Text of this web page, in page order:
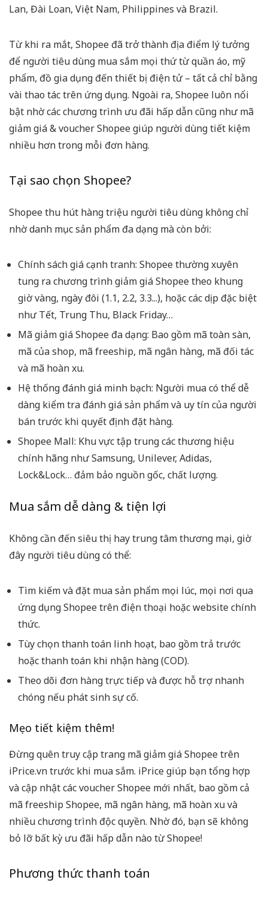
Lan, Đài Loan, Việt Nam, Philippines và Brazil.
Từ khi ra mắt, Shopee đã trở thành địa điểm lý tưởng
để người tiêu dùng mua sắm mọi thứ từ quần áo, mỹ
phẩm, đồ gia dụng đến thiết bị điện tử – tất cả chỉ bằng
vài thao tác trên ứng dụng. Ngoài ra, Shopee luôn nổi
bật nhờ các chương trình ưu đãi hấp dẫn cũng như mã
giảm giá & voucher Shopee giúp người dùng tiết kiệm
nhiều hơn trong mỗi đơn hàng.
Tại sao chọn Shopee?
Shopee thu hút hàng triệu người tiêu dùng không chỉ
nhờ danh mục sản phẩm đa dạng mà còn bởi:
Chính sách giá cạnh tranh: Shopee thường xuyên
tung ra chương trình giảm giá Shopee theo khung
giờ vàng, ngày đôi (1.1, 2.2, 3.3...), hoặc các dịp đặc biệt
như Tết, Trung Thu, Black Friday…
Mã giảm giá Shopee đa dạng: Bao gồm mã toàn sàn,
mã của shop, mã freeship, mã ngân hàng, mã đối tác
và mã hoàn xu.
Hệ thống đánh giá minh bạch: Người mua có thể dễ
dàng kiểm tra đánh giá sản phẩm và uy tín của người
bán trước khi quyết định đặt hàng.
Shopee Mall: Khu vực tập trung các thương hiệu
chính hãng như Samsung, Unilever, Adidas,
Lock&Lock… đảm bảo nguồn gốc, chất lượng.
Mua sắm dễ dàng & tiện lợi
Không cần đến siêu thị hay trung tâm thương mại, giờ
đây người tiêu dùng có thể:
Tìm kiếm và đặt mua sản phẩm mọi lúc, mọi nơi qua
ứng dụng Shopee trên điện thoại hoặc website chính
thức.
Tùy chọn thanh toán linh hoạt, bao gồm trả trước
hoặc thanh toán khi nhận hàng (COD).
Theo dõi đơn hàng trực tiếp và được hỗ trợ nhanh
chóng nếu phát sinh sự cố.
Mẹo tiết kiệm thêm!
Đừng quên truy cập trang mã giảm giá Shopee trên
iPrice.vn trước khi mua sắm. iPrice giúp bạn tổng hợp
và cập nhật các voucher Shopee mới nhất, bao gồm cả
mã freeship Shopee, mã ngân hàng, mã hoàn xu và
nhiều chương trình độc quyền. Nhờ đó, bạn sẽ không
bỏ lỡ bất kỳ ưu đãi hấp dẫn nào từ Shopee!
Phương thức thanh toán